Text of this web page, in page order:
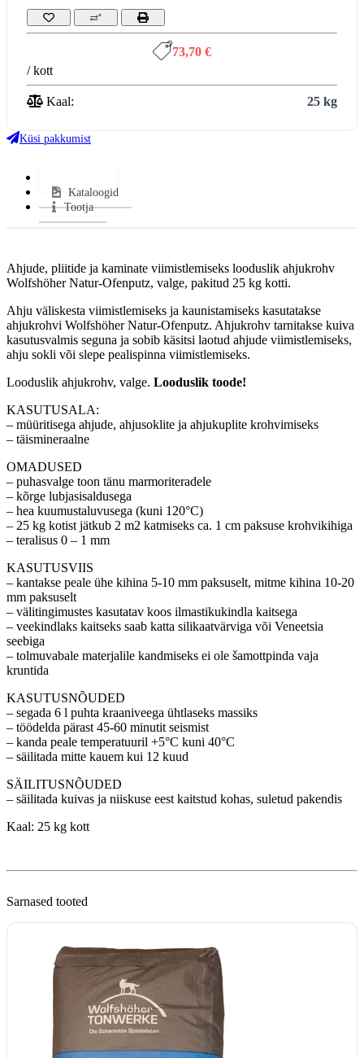
73,70 €
/ kott
Kaal: 25 kg
Küsi pakkumist
Kataloogid
Tootja
Ahjude, pliitide ja kaminate viimistlemiseks looduslik ahjukrohv
Wolfshöher Natur-Ofenputz, valge, pakitud 25 kg kotti.
Ahju väliskesta viimistlemiseks ja kaunistamiseks kasutatakse
ahjukrohvi Wolfshöher Natur-Ofenputz. Ahjukrohv tarnitakse kuiva
kasutusvalmis seguna ja sobib käsitsi laotud ahjude viimistlemiseks,
ahju sokli või slepe pealispinna viimistlemiseks.
Looduslik ahjukrohv, valge. Looduslik toode!
KASUTUSALA:
– müüritisega ahjude, ahjusoklite ja ahjukuplite krohvimiseks
– täismineraalne
OMADUSED
– puhasvalge toon tänu marmoriteradele
– kõrge lubjasisaldusega
– hea kuumustaluvusega (kuni 120°C)
– 25 kg kotist jätkub 2 m2 katmiseks ca. 1 cm paksuse krohvikihiga
– teralisus 0 – 1 mm
KASUTUSVIIS
– kantakse peale ühe kihina 5-10 mm paksuselt, mitme kihina 10-20
mm paksuselt
– välitingimustes kasutatav koos ilmastikukindla kaitsega
– veekindlaks kaitseks saab katta silikaatvärviga või Veneetsia
seebiga
– tolmuvabale materjalile kandmiseks ei ole šamottpinda vaja
kruntida
KASUTUSNÕUDED
– segada 6 l puhta kraaniveega ühtlaseks massiks
– töödelda pärast 45-60 minutit seismist
– kanda peale temperatuuril +5°C kuni 40°C
– säilitada mitte kauem kui 12 kuud
SÄILITUSNÕUDED
– säilitada kuivas ja niiskuse eest kaitstud kohas, suletud pakendis
Kaal: 25 kg kott
Sarnased tooted